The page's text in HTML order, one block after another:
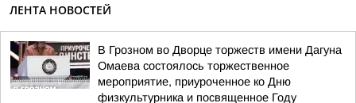
ЛЕНТА НОВОСТЕЙ
В Грозном во Дворце торжеств имени Дагуна
Омаева состоялось торжественное
мероприятие, приуроченное ко Дню
физкультурника и посвященное Году